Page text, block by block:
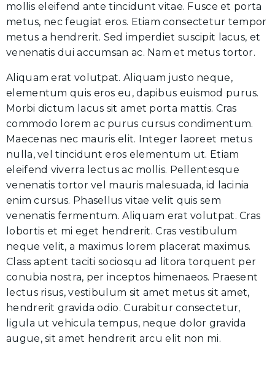
mollis eleifend ante tincidunt vitae. Fusce et porta
metus, nec feugiat eros. Etiam consectetur tempor
metus a hendrerit. Sed imperdiet suscipit lacus, et
venenatis dui accumsan ac. Nam et metus tortor.
Aliquam erat volutpat. Aliquam justo neque,
elementum quis eros eu, dapibus euismod purus.
Morbi dictum lacus sit amet porta mattis. Cras
commodo lorem ac purus cursus condimentum.
Maecenas nec mauris elit. Integer laoreet metus
nulla, vel tincidunt eros elementum ut. Etiam
eleifend viverra lectus ac mollis. Pellentesque
venenatis tortor vel mauris malesuada, id lacinia
enim cursus. Phasellus vitae velit quis sem
venenatis fermentum. Aliquam erat volutpat. Cras
lobortis et mi eget hendrerit. Cras vestibulum
neque velit, a maximus lorem placerat maximus.
Class aptent taciti sociosqu ad litora torquent per
conubia nostra, per inceptos himenaeos. Praesent
lectus risus, vestibulum sit amet metus sit amet,
hendrerit gravida odio. Curabitur consectetur,
ligula ut vehicula tempus, neque dolor gravida
augue, sit amet hendrerit arcu elit non mi.